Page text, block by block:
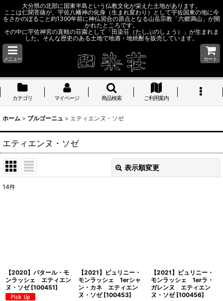
大分県の北部に国東半島という仏教文化が栄えた土地があります。
ここは仁聞菩薩が、宇佐八幡神の化身（生まれ変わり）として宇佐国東の地に今
をさかのぼること約1300年前に神仏習合の原点となる山岳宗教「六郷満山」が開
かれたところです。
その中に宇佐神宮の直轄の荘園として「田染荘（たしぶのしょう）」が生まれま
した。そんな歴史のある土地で地酒・地焼酎を販売しています。
メニュー カート
カテゴリ マイページ 商品検索 ご利用案内
ホーム > ブルゴーニュ > エティエンヌ・ソゼ
エティエンヌ・ソゼ
表示順変更
14件
【2020】バタール・モ
ンラッシェ エティエン
ヌ・ソゼ [100451]
【2021】ピュリニー・
モンラッシェ 1erシャ
ン・カネ エティエン
ヌ・ソゼ [100453]
【2021】ピュリニー・
モンラッシェ 1erラ・
ガレンヌ エティエン
ヌ・ソゼ [100456]